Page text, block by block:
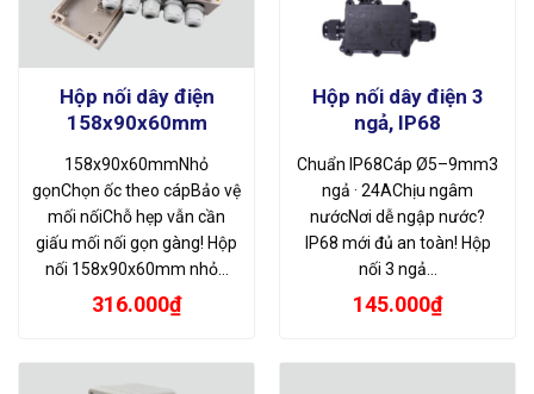
Hộp nối dây điện
158x90x60mm
158x90x60mmNhỏ
gọnChọn ốc theo cápBảo vệ
mối nốiChỗ hẹp vẫn cần
giấu mối nối gọn gàng! Hộp
nối 158x90x60mm nhỏ…
316.000₫
Hộp nối dây điện 3
ngả, IP68
Chuẩn IP68Cáp Ø5–9mm3
ngả · 24AChịu ngâm
nướcNơi dễ ngập nước?
IP68 mới đủ an toàn! Hộp
nối 3 ngả…
145.000₫